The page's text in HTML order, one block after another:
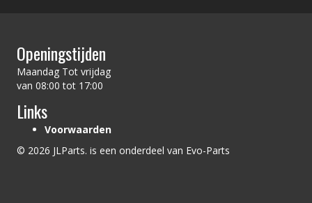
Openingstijden
Maandag Tot vrijdag
van 08:00 tot 17:00
Links
Voorwaarden
© 2026 JLParts. is een onderdeel van Evo-Parts